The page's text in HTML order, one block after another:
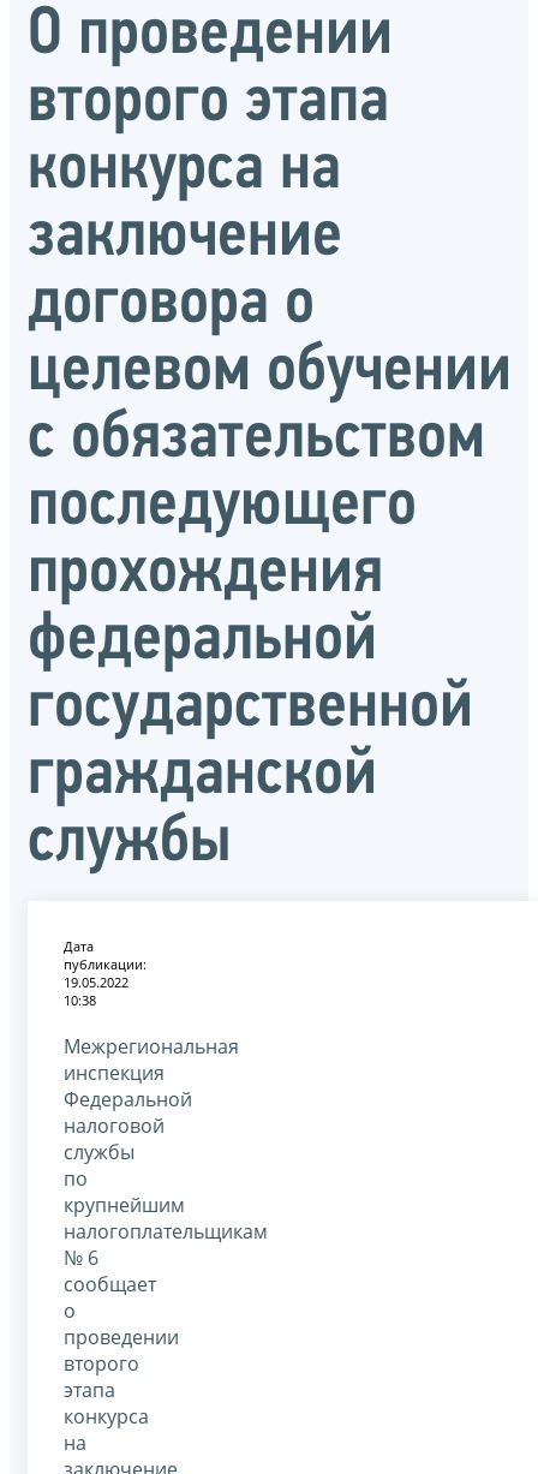
О проведении
второго этапа
конкурса на
заключение
договора о
целевом обучении
с обязательством
последующего
прохождения
федеральной
государственной
гражданской
службы
Дата
публикации:
19.05.2022
10:38
Межрегиональная
инспекция
Федеральной
налоговой
службы
по
крупнейшим
налогоплательщикам
№ 6
сообщает
о
проведении
второго
этапа
конкурса
на